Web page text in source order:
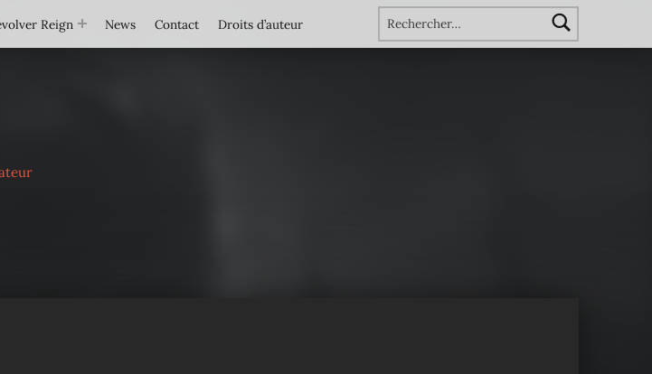
Rechercher :
Reign News Contact Droits d’auteur